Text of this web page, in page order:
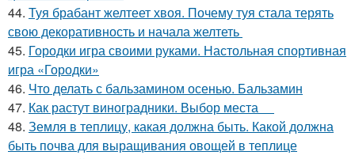
44. Туя брабант желтеет хвоя. Почему туя стала терять
свою декоративность и начала желтеть
45. Городки игра своими руками. Настольная спортивная
игра «Городки»
46. Что делать с бальзамином осенью. Бальзамин
47. Как растут виноградники. Выбор места
48. Земля в теплицу, какая должна быть. Какой должна
быть почва для выращивания овощей в теплице